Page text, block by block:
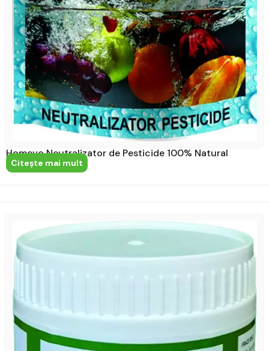
Homevo Neutralizator de Pesticide 100% Natural
Citeşte mai mult